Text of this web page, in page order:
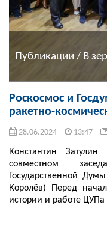
Публикации / В
Роскосмос и
ракетно-
28.06.2024 13:47
Константин
совместном
Государственной
Королёв) Перед
истории и работе ЦУПа